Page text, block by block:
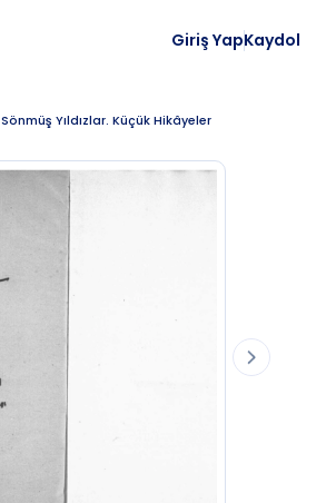
Giriş YapKaydol
Sönmüş Yıldızlar. Küçük Hikâyeler